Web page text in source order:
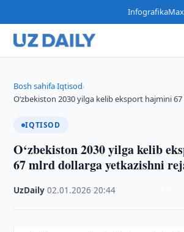
Infografika
Bosh sahifa›Iqtisod›
O‘zbekiston 2030 yilga kelib eksport hajmini
IQTISOD
O‘zbekiston 2030 yilga kelib
67 mlrd dollarga yetkazishni
UzDaily ·02.01.2026 ·20:44